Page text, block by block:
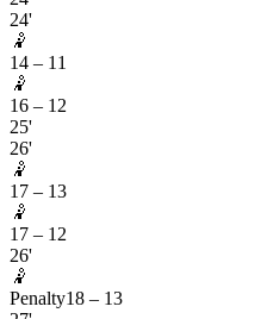
24'
🤾
14 – 11
🤾
16 – 12
25'
26'
🤾
17 – 13
🤾
17 – 12
26'
🤾
Penalty18 – 13